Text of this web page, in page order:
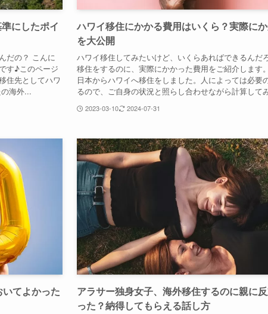
にしたポイ
だの？ こんに
す♪このページ
住先としてハワ
海外...
ハワイ移住にかかる費用はいくら？実際に
を大公開
ハワイ移住してみたいけど、いくらあればできるんだ
移住をするのに、実際にかかった費用をご紹介します
日本からハワイへ移住をしました。人によっては必要
るので、ご自身の状況と照らし合わせながら計算して
2023-03-10 2024-07-31
てよかった
アラサー独身女子、海外移住するのに親に
った？納得してもらえる話し方